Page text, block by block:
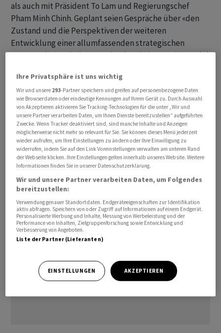
als auch mit Präsident To Lam und Regierungschef
Pham Minh Chinh. Geplant seien Gespräche über «den
Zustand und die Perspektiven der weiteren
Entwicklung einer allumfassenden strategischen
Partnerschaft zwischen Russland und Vietnam in Handel
humanitären Bereichen», heisst es. Daneben gehe es bei
dem zweitägigen Besuch auch um Fragen der
internationalen Politik.
Zudem soll Putin in Hanoi vietnamesische Studenten
treffen, die in Russland oder vormals in der Sowjetunion
studiert haben. Die Beziehungen zwischen beiden
Staaten gelten seit Sowjetzeiten als partnerschaftlich -
auch weil Moskau Hanoi im Vietnamkrieg half.
Ihre Privatsphäre ist uns wichtig
Wir und unsere 293-Partner speichern und greifen auf personenbezogene Daten
wie Browserdaten oder eindeutige Kennungen auf Ihrem Gerät zu. Durch Auswahl
von Akzeptieren aktivieren Sie Tracking-Technologien für die unter „Wir und
unsere Partner verarbeiten Daten, um Ihnen Dienste bereitzustellen“ aufgeführten
Zwecke. Wenn Tracker deaktiviert sind, sind manche Inhalte und Anzeigen
möglicherweise nicht mehr so relevant für Sie. Sie können dieses Menü jederzeit
wieder aufrufen, um Ihre Einstellungen zu ändern oder Ihre Einwilligung zu
widerrufen, indem Sie auf den Link Voreinstellungen verwalten am unteren Rand
der Webseite klicken. Ihre Einstellungen gelten innerhalb unseres Website. Weitere
Informationen finden Sie in unserer Datenschutzerklärung.
Wir und unsere Partner verarbeiten Daten, um Folgendes
bereitzustellen:
Verwendung genauer Standortdaten. Endgeräteeigenschaften zur Identifikation
aktiv abfragen. Speichern von oder Zugriff auf Informationen auf einem Endgerät.
Personalisierte Werbung und Inhalte, Messung von Werbeleistung und der
Performance von Inhalten, Zielgruppenforschung sowie Entwicklung und
Verbesserung von Angeboten.
Liste der Partner (Lieferanten)
EINSTELLUNGEN AKZEPTIEREN